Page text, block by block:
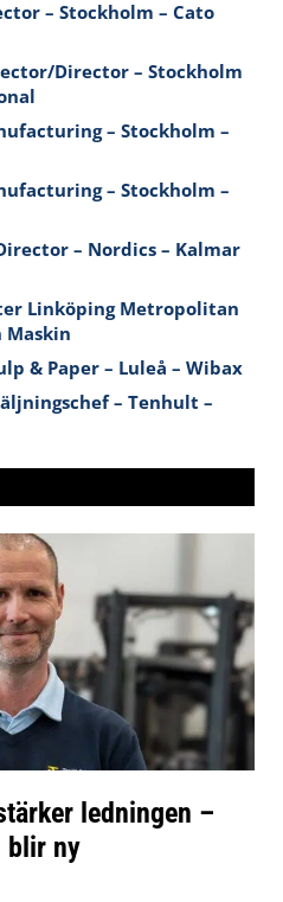
– Stockholm – Cato
Director – Stockholm
– Stockholm –
– Stockholm –
– Nordics – Kalmar
Linköping Metropolitan
Maskin
& Paper – Luleå – Wibax
– Tenhult –
ledningen –
blir ny